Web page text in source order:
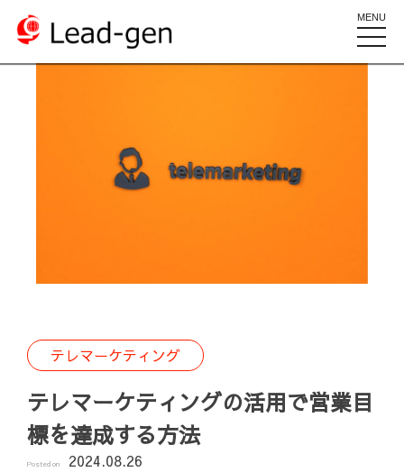
MENU
toggle
テレマーケティング
テレマーケティングの活用で営業目
標を達成する方法
Posted on 2024.08.26